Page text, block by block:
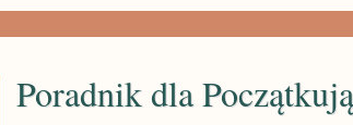
Poradnik dla